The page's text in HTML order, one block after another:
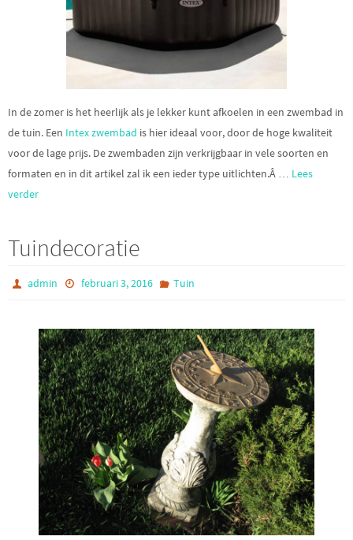
In de zomer is het heerlijk als je lekker kunt afkoelen in een zwembad in
de tuin. Een Intex zwembad is hier ideaal voor, door de hoge kwaliteit
voor de lage prijs. De zwembaden zijn verkrijgbaar in vele soorten en
formaten en in dit artikel zal ik een ieder type uitlichten.Â … Lees
verder
Tuindecoratie
admin februari 3, 2016 Tuin